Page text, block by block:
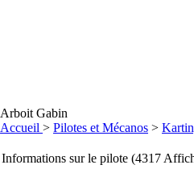
Arboit Gabin
Accueil > Pilotes et Mécanos >
Informations sur le pilote (4317